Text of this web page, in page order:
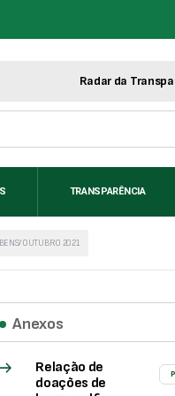
Radar da
TRANSPARÊNCIA
OUTUBRO 2021
Anexos
Relação de
doações de